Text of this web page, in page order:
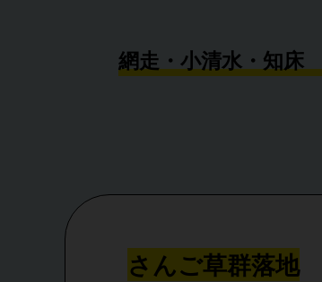
網走・小清水・知床
さんご草群落地